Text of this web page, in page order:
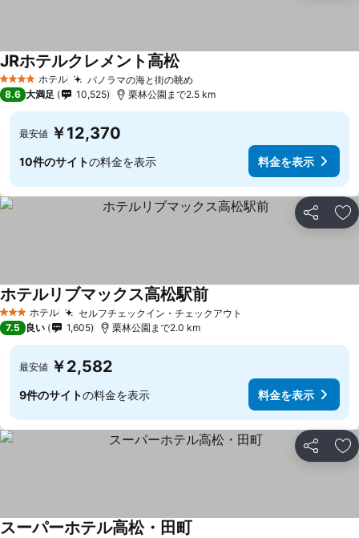
4 ホテルのランク
ホテル パノラマの海と街の眺め
JRホテルクレメント高松
8.6 大満足 10,525 栗林公園まで2.5 km
最安値 ￥12,370
10件のサイトの料金を表示 料金を表示
シェア お
3 ホテルのランク
ホテル セルフチェックイン・チェックアウト
ホテルリブマックス高松駅前
7.5 良い 1,605 栗林公園まで2.0 km
最安値 ￥2,582
9件のサイトの料金を表示 料金を表示
シェア お
スーパーホテル高松・田町